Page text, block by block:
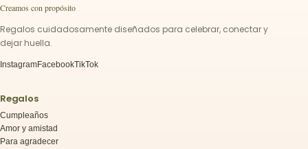
Creamos con propósito
Regalos cuidadosamente diseñados para celebrar, conectar y
dejar huella.
InstagramFacebookTikTok
Regalos
Cumpleaños
Amor y amistad
Para agradecer